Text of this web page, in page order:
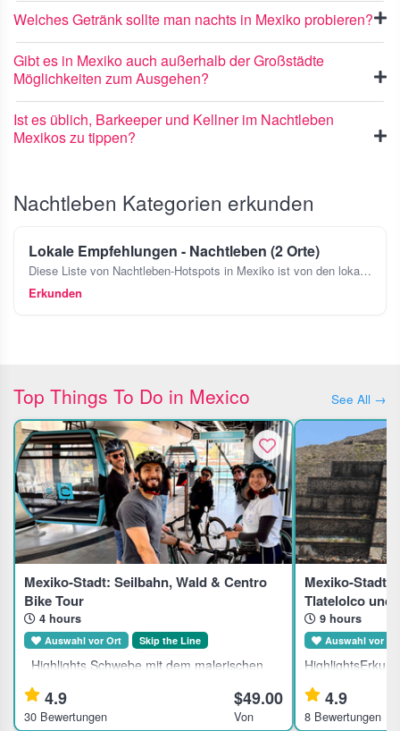
Welches Getränk sollte man nachts in Mexiko probieren?
Gibt es in Mexiko auch außerhalb der Großstädte
Möglichkeiten zum Ausgehen?
Ist es üblich, Barkeeper und Kellner im Nachtleben
Mexikos zu tippen?
Nachtleben Kategorien erkunden
Lokale Empfehlungen - Nachtleben (2 Orte)
Diese Liste von Nachtleben-Hotspots in Mexiko ist von den lokalen Experten, die hier tatsächlich leben, handverlesen, nicht von einem Algorithmus oder bezahlten Werbung. Diese Empfehlungen stammen vo
Erkunden
Top Things To Do in Mexico See All →
Mexiko-Stadt: Seilbahn, Wald & Centro
Bike Tour
4 hours
Auswahl vor Ort Skip the Line
Cablebus über Mexiko-Stadt Radle durch den
wilden vierten Abschnitt des Chapultepec-
Waldes Erkunde das historische Zentrum und
4.9
30 Bewertungen
$49.00
Von
Mexiko-Stadt:
Tlatelolco und
9 hours
Auswahl vor
und die
Guadalupe und
4.9
8 Bewertungen